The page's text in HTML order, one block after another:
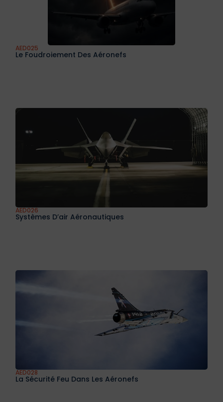
AED025
Le Foudroiement Des Aéronefs
AED026
Systèmes D’air Aéronautiques
AED028
La Sécurité Feu Dans Les Aéronefs